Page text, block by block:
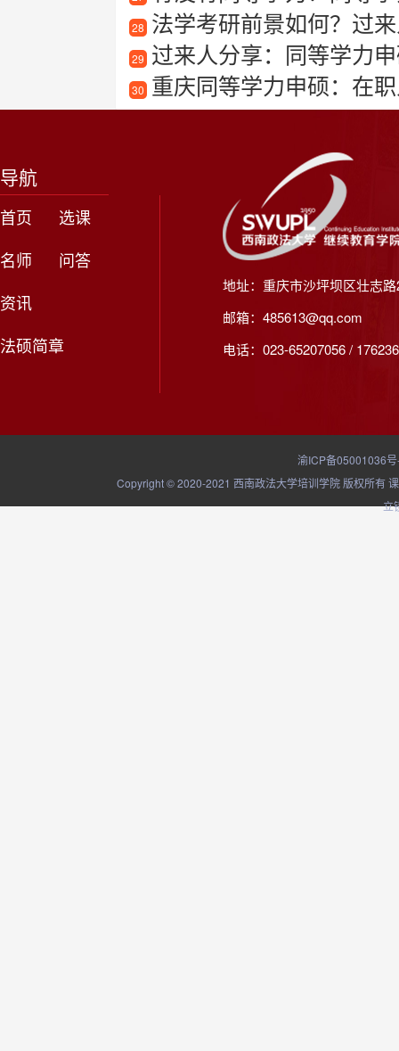
28 法学考研前景如何？过
29 过来人分享：同等学力申硕培
30 重庆同等学力申硕：在
导航
首页
选课
名师
问答
资讯
法硕简章
地址：重庆市沙坪坝区壮志
邮箱：485613@qq.com
电话：023-65207056 /
渝ICP备05001036
Copyright © 2020-2021 西南政法大学培训学院 版权所有
立